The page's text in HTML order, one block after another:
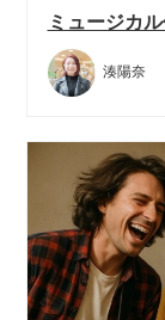
ミュージカ
湊陽奈